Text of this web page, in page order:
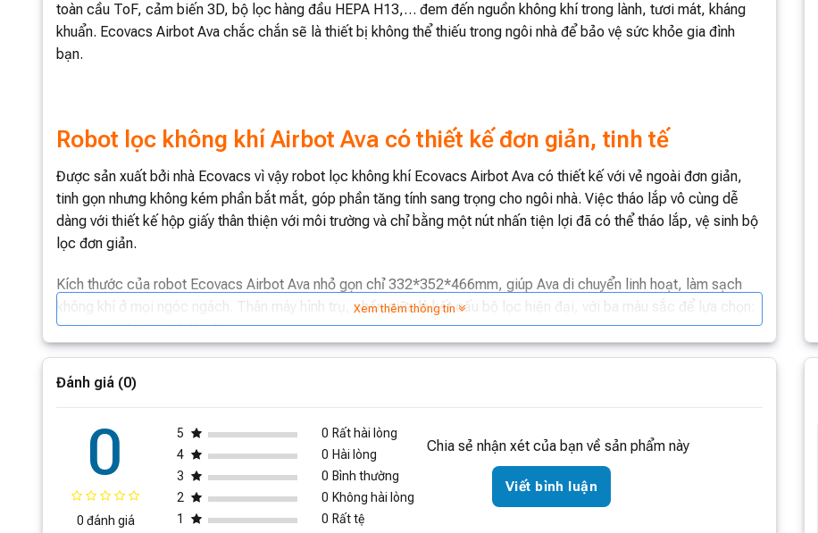
toàn cầu ToF, cảm biến 3D, bộ lọc hàng đầu HEPA H13,… đem đến nguồn không khí trong lành, tươi mát, kháng
khuẩn. Ecovacs Airbot Ava chắc chắn sẽ là thiết bị không thể thiếu trong ngôi nhà để bảo vệ sức khỏe gia đình
bạn.
Robot lọc không khí Airbot Ava có thiết kế đơn giản, tinh tế
Được sản xuất bởi nhà Ecovacs vì vậy robot lọc không khí Ecovacs Airbot Ava có thiết kế với vẻ ngoài đơn giản,
tinh gọn nhưng không kém phần bắt mắt, góp phần tăng tính sang trọng cho ngôi nhà. Việc tháo lắp vô cùng dễ
dàng với thiết kế hộp giấy thân thiện với môi trường và chỉ bằng một nút nhấn tiện lợi đã có thể tháo lắp, vệ sinh bộ
lọc đơn giản.
Kích thước của robot Ecovacs Airbot Ava nhỏ gọn chỉ 332*352*466mm, giúp Ava di chuyển linh hoạt, làm sạch
không khí ở mọi ngóc ngách. Thân máy hình trụ, phần giữa là kết cấu bộ lọc hiện đại, với ba màu sắc để lựa chọn:
hồng, xanh lam, xanh lá cây.
Ava nhanh chóng tìm được dock sạc dù ở bất kì vị trí nào trong nhà. Tại phần đáy của robot sẽ được trang bị:
miếng cực sạc, 2 bánh lái, 3 bánh xe đa năng, 3 cảm biến chống rơi, nắp đậy pin, cổng truyền dữ liệu,…
Với thiết kế vô cùng nổi bật, tối ưu nhất giúp robot lọc không khí
Airbot Ava phù hợp để lắp đặt ở mọi vị trí mà
không gây bất kì sự bất tiện nào.
Xem thêm thông tin
Đánh giá (0)
0
0 đánh giá
5 0 Rất hài lòng
4
0 Hài lòng
3
0 Bình thường
2
0 Không hài lòng
1
0 Rất tệ
Chia sẻ nhận xét của bạn về sản phẩm này
Viết bình luận